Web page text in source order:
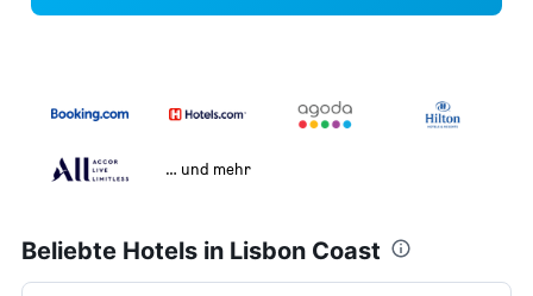
… und mehr
Beliebte Hotels in Lisbon Coast